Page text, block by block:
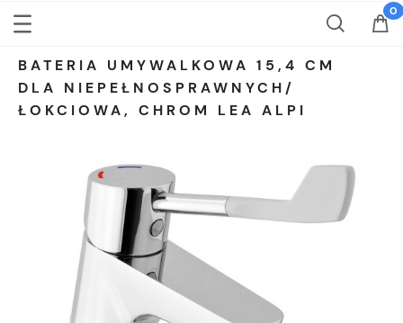
BATERIA UMYWALKOWA 15,4 CM
DLA NIEPEŁNOSPRAWNYCH/
ŁOKCIOWA, CHROM LEA ALPI